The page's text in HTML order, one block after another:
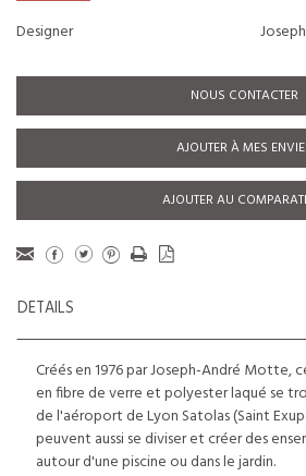
Designer
NOUS CONTACTER
AJOUTER À MES
AJOUTER AU
DETAILS
Créés en 1976 par Joseph-André Motte,
en fibre de verre et polyester laqué se
de l'aéroport de Lyon Satolas (Saint
peuvent aussi se diviser et créer des
autour d'une piscine ou dans le jardin.